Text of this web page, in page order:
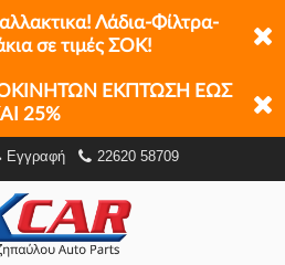
Λάδια-Φίλτρα-
σε τιμές ΣΟΚ!
ΕΚΠΤΩΣΗ ΕΩΣ
25%
Εγγραφή 22620 58709